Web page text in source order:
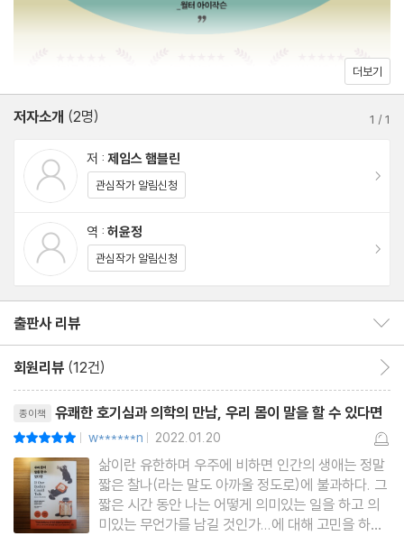
2장. 인지: 감각 작용
가려움이란 무엇인가요? /가려운 곳을 긁으면 왜 기분이 좋을까요?
/면역력을 ‘증진’할 수 있나요? /백신은 어떻게 작용하나요? /카페
인이 수명을 늘려주나요? /휴대전화가 암을 유발하는지 아직도 알
수 없나요? /귀에서 왜 소리가 날까요? /당근을 충분히 먹으면 안경
을 완전히 벗을 수 있을까요? /잠은 실제로 몇 시간 자야 할까요? /
낮잠 잘 때는 침을 흘리는데 밤에 잘 때는 왜 안 흘릴까요? /자기 전
에 휴대전화를 보면 정말 안 되나요? /멜라토닌으로 잠이 들 수 있
을까요? /잠을 덜 잘 수 있는 훈련이 가능할까요? /가끔 태양을 쳐
다보는 게 정말 그렇게 안 좋은가요? /제가 발작을 일으켰나요? /웃
음은 어떻게 약이 되나요?
3장. 먹기: 생명 유지
배 속에서 왜 꾸르륵 소리가 날까요? /밤늦게 왜 나쁜 음식이 당길
까요? /대장내시경, 이게 최선인가요? /종합비타민을 먹어도 괜찮
을까요? /모든 사람에게서 왜 입냄새가 나죠? /탄수화물과 지방, 어
느 것이 더 나쁜가요? /글루텐이란 무엇인가요? /달걀이 오트밀보
다 건강에 좋을까요? /프로바이오틱스는 효과가 있나요? /고과당
옥수수 시럽은 ‘진짜’ 당보다 얼마나 더 나쁜가요? /혀에 피어싱한
고리가 빠져서 실수로 삼키면 어떻게 되나요? /유제품을 먹어야지,
더보기
저자소개 (2명) 1 /1
저 : 제임스 햄블린
관심작가 알림신청
역 : 허윤정
관심작가 알림신청
출판사 리뷰
회원리뷰 (12건)
종이책 유쾌한 호기심과 의학의 만남, 우리 몸이 말을 할 수 있다면
| w******n | 2022.01.20
삶이란 유한하며 우주에 비하면 인간의 생애는 정말
짧은 찰나(라는 말도 아까울 정도로)에 불과하다. 그
짧은 시간 동안 나는 어떻게 의미있는 일을 하고 의
미있는 무언가를 남길 것인가...에 대해 고민을 하면